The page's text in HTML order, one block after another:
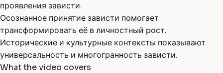
проявления зависти.
Осознанное принятие зависти помогает
трансформировать её в личностный рост.
Исторические и культурные контексты показывают
универсальность и многогранность зависти.
What the video covers